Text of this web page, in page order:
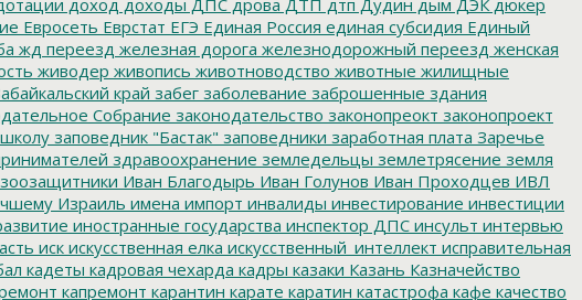
Евросеть Еврстат ЕГЭ Единая Россия единая субсидия Единый
жд переезд железная дорога железнодорожный переезд женская
живодер живопись животноводство животные жилищные
край забег заболевание заброшенные здания
Собрание законодательство законопреокт законопроект
заповедник "Бастак" заповедники заработная плата Заречье
здравоохранение земледельцы землетрясение земля
зоозащитники Иван Благодырь Иван Голунов Иван Проходцев ИВЛ
Израиль имена импорт инвалиды инвестирование инвестиции
иностранные государства инспектор ДПС инсульт интервью
иск искусственная елка искусственный_интеллект исправительная
кадеты кадровая чехарда кадры казаки Казань Казначейство
капремонт карантин карате каратин катастрофа кафе качество